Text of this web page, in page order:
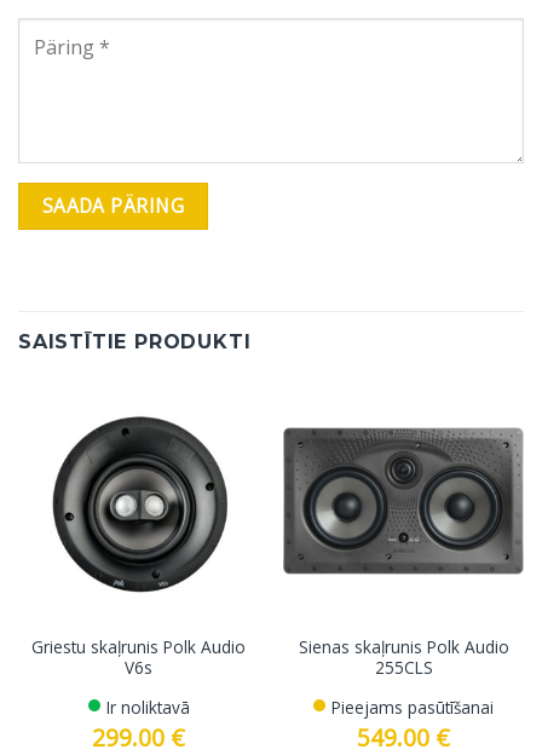
SAISTĪTIE PRODUKTI
Griestu skaļrunis Polk Audio
V6s
Ir noliktavā
299.00 €
Sienas skaļrunis Polk Audio
255CLS
Pieejams pasūtīšanai
549.00 €